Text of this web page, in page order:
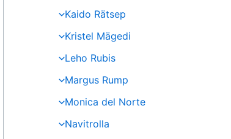
Kaido Rätsep
Kristel Mägedi
Leho Rubis
Margus Rump
Monica del Norte
Navitrolla